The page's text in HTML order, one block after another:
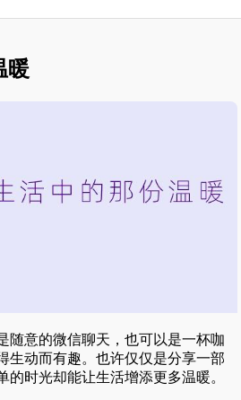
暖
随意的微信聊天，也可以是一杯咖
生动而有趣。也许仅仅是分享一部
时光却能让生活增添更多温暖。